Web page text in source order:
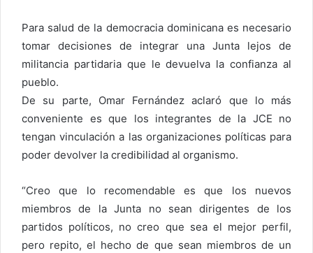
Para salud de la democracia dominicana es necesario
tomar decisiones de integrar una Junta lejos de
militancia partidaria que le devuelva la confianza al
pueblo.
De su parte, Omar Fernández aclaró que lo más
conveniente es que los integrantes de la JCE no
tengan vinculación a las organizaciones políticas para
poder devolver la credibilidad al organismo.
“Creo que lo recomendable es que los nuevos
miembros de la Junta no sean dirigentes de los
partidos políticos, no creo que sea el mejor perfil,
pero repito, el hecho de que sean miembros de un